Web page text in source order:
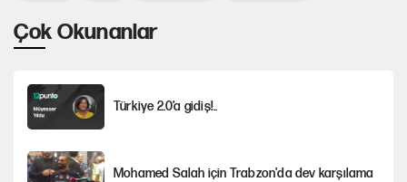
Çok Okunanlar
Türkiye 2.0’a gidiş!..
Mohamed Salah için Trabzon'da dev karşılama